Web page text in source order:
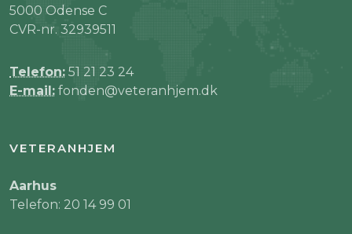
5000 Odense C
CVR-nr. 32939511
Telefon: 51 21 23 24
E-mail: fonden@veteranhjem.dk
VETERANHJEM
Aarhus
Telefon: 20 14 99 01